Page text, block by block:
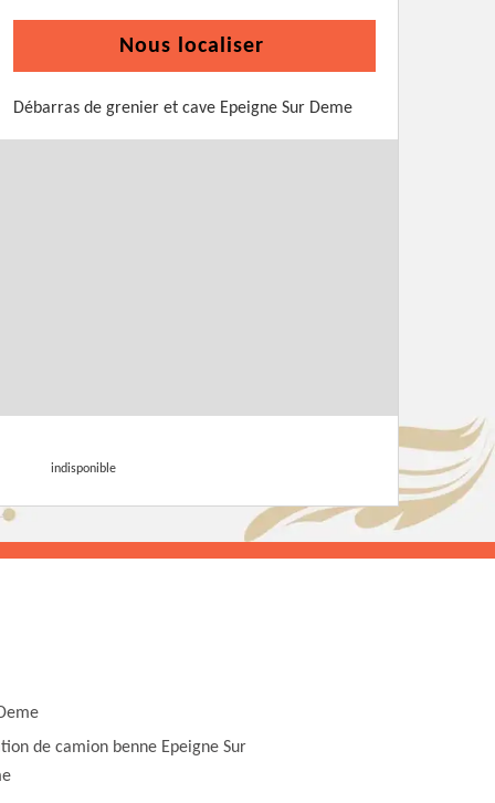
Nous localiser
Débarras de grenier et cave Epeigne Sur Deme
indisponible
de camion benne Epeigne Sur